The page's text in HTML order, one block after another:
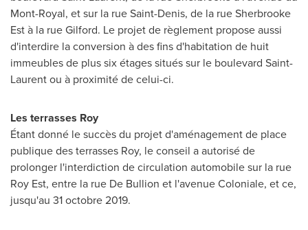
Mont-Royal, et sur la rueSaint-Denis, de la rue Sherbrooke
Est à la rueGilford. Le projet de règlement propose aussi
d'interdire la conversion à des fins d'habitation de huit
immeubles de plus six étages situés sur le boulevard Saint-
Laurentou à proximité de celui-ci.
Les terrasses Roy
Étant donné le succès du projet d'aménagement de place
publique des terrasses Roy, le conseil a autorisé de
prolonger l'interdiction de circulation automobile sur la rue
Roy Est, entre la rue De Bullion et l'avenue Coloniale, et ce,
jusqu'au 31 octobre 2019.